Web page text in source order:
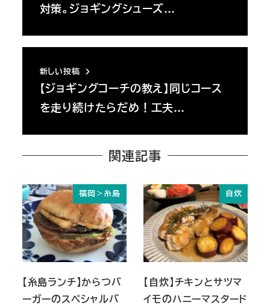
対策。ジョギングシューズ…
新しい投稿
【ジョギングコーチの教え】同じコース
を走り続けたらだめ！工夫…
関連記事
福岡＞糸島
【糸島ランチ】からつバ
ーガーのスペシャルバ
自炊
【自炊】チキンとサツマ
イモのハニーマスタード